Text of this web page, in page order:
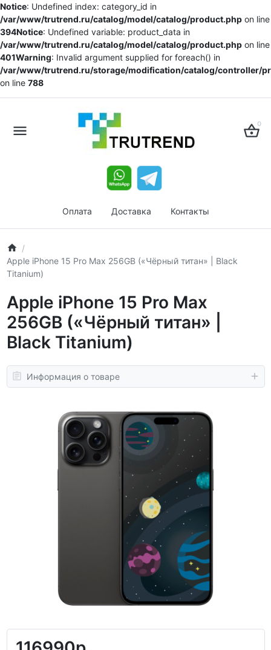
Notice: Undefined index: category_id in
/var/www/trutrend.ru/catalog/model/catalog/product.php on line
394Notice: Undefined variable: product_data in
/var/www/trutrend.ru/catalog/model/catalog/product.php on line
401Warning: Invalid argument supplied for foreach() in
/var/www/trutrend.ru/storage/modification/catalog/controller/
on line 788
0
Оплата Доставка Контакты
Apple iPhone 15 Pro Max 256GB («Чёрный титан» | Black
Titanium)
Apple iPhone 15 Pro Max
256GB («Чёрный титан» |
Black Titanium)
Информация о товаре